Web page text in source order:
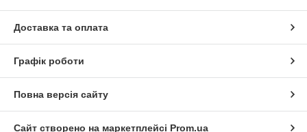
Доставка та оплата
Графік роботи
Повна версія сайту
Сайт створено на маркетплейсі Prom.ua